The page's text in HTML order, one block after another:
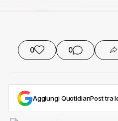
0 0
Aggiungi QuotidianPost tra